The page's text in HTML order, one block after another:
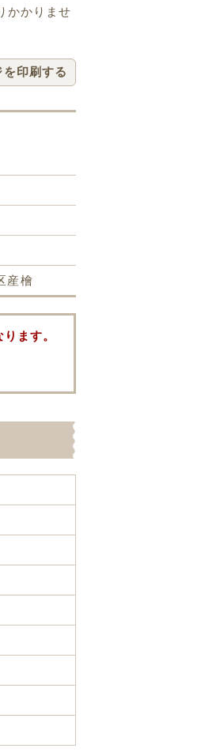
かかりませ
印刷する
産檜
ます。